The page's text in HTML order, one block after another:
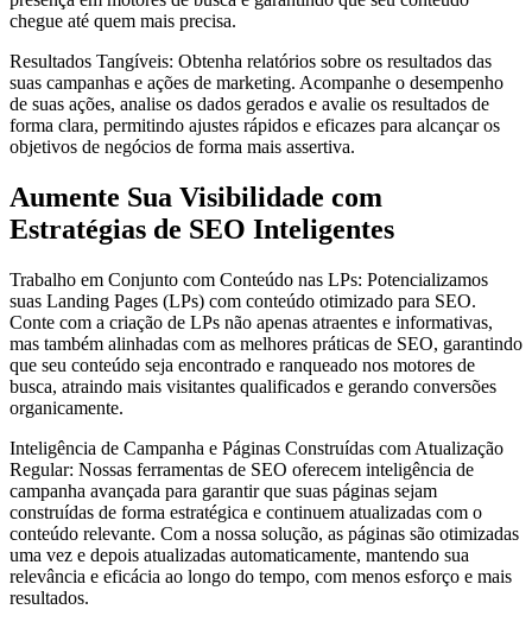
chegue até quem mais precisa.
Resultados Tangíveis: Obtenha relatórios sobre os resultados das
suas campanhas e ações de marketing. Acompanhe o desempenho
de suas ações, analise os dados gerados e avalie os resultados de
forma clara, permitindo ajustes rápidos e eficazes para alcançar os
objetivos de negócios de forma mais assertiva.
Aumente Sua Visibilidade com
Estratégias de SEO Inteligentes
Trabalho em Conjunto com Conteúdo nas LPs: Potencializamos
suas Landing Pages (LPs) com conteúdo otimizado para SEO.
Conte com a criação de LPs não apenas atraentes e informativas,
mas também alinhadas com as melhores práticas de SEO, garantindo
que seu conteúdo seja encontrado e ranqueado nos motores de
busca, atraindo mais visitantes qualificados e gerando conversões
organicamente.
Inteligência de Campanha e Páginas Construídas com Atualização
Regular: Nossas ferramentas de SEO oferecem inteligência de
campanha avançada para garantir que suas páginas sejam
construídas de forma estratégica e continuem atualizadas com o
conteúdo relevante. Com a nossa solução, as páginas são otimizadas
uma vez e depois atualizadas automaticamente, mantendo sua
relevância e eficácia ao longo do tempo, com menos esforço e mais
resultados.